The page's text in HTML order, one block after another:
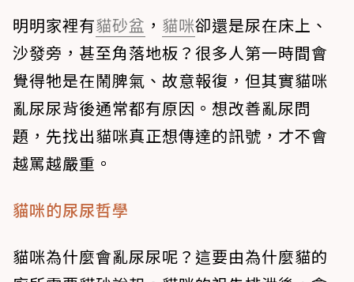
明明家裡有貓砂盆 ， 貓咪卻還是尿在床上、
沙發旁，甚至角落地板？很多人第一時間會
覺得牠是在鬧脾氣、故意報復，但其實貓咪
亂尿尿背後通常都有原因。想改善亂尿問
題，先找出貓咪真正想傳達的訊號，才不會
越罵越嚴重。
貓咪的尿尿哲學
貓咪為什麼會亂尿尿呢？這要由為什麼貓的